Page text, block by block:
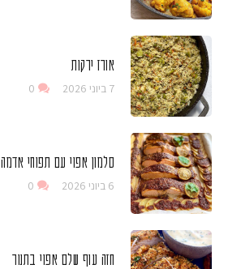
אורז ירקות
7 ביוני 2026 0
סלמון אפוי עם תפוחי אדמה
6 ביוני 2026 0
חזה עוף שלם אפוי בתנור